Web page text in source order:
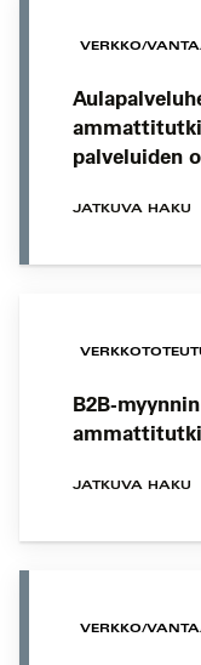
VERKKO/
palveluiden
JATKUVA HAKU
B2B-
JATKUVA HAKU
VERKKO/